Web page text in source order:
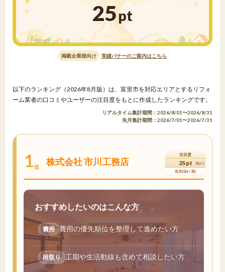
25pt
掲載企業様向け 実績バナーのご案内はこちら
以下のランキング（2026年8月版）は、富里市を対応エリアとするリフォ
ーム業者の口コミやユーザーの注目度をもとに作成したランキングです。
リアルタイム集計期間：2026/8/01〜2026/8/31
先月集計期間：2026/7/01〜2026/7/31
1位 株式会社 市川工務店
注目度
25pt (3pt↑)
先月22pt / 2位
おすすめしたいのはこんな方
費用 費用の優先順位を整理して進めたい方
段取り 工期や生活動線も含めて相談したい方